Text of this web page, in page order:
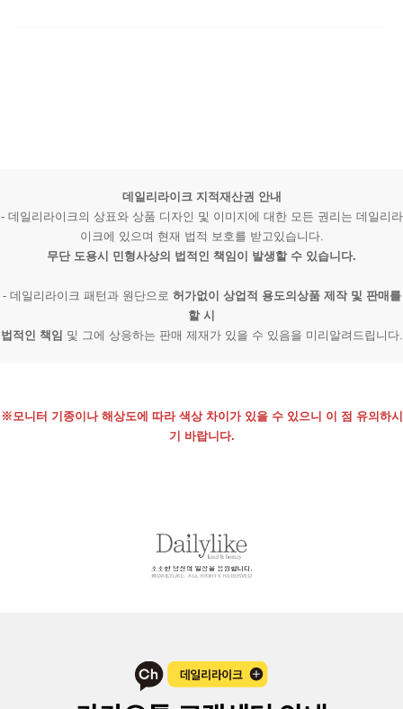
데일리라이크 지적재산권 안내
- 데일리라이크의 상표와 상품 디자인 및 이미지에 대한 모든 권리는 데일리라
이크에 있으며 현재 법적 보호를 받고있습니다.
무단 도용시 민형사상의 법적인 책임이 발생할 수 있습니다.
- 데일리라이크 패턴과 원단으로 허가없이 상업적 용도의상품 제작 및 판매를
할 시
법적인 책임 및 그에 상응하는 판매 제재가 있을 수 있음을 미리알려드립니다.
※모니터 기종이나 해상도에 따라 색상 차이가 있을 수 있으니 이 점 유의하시
기 바랍니다.